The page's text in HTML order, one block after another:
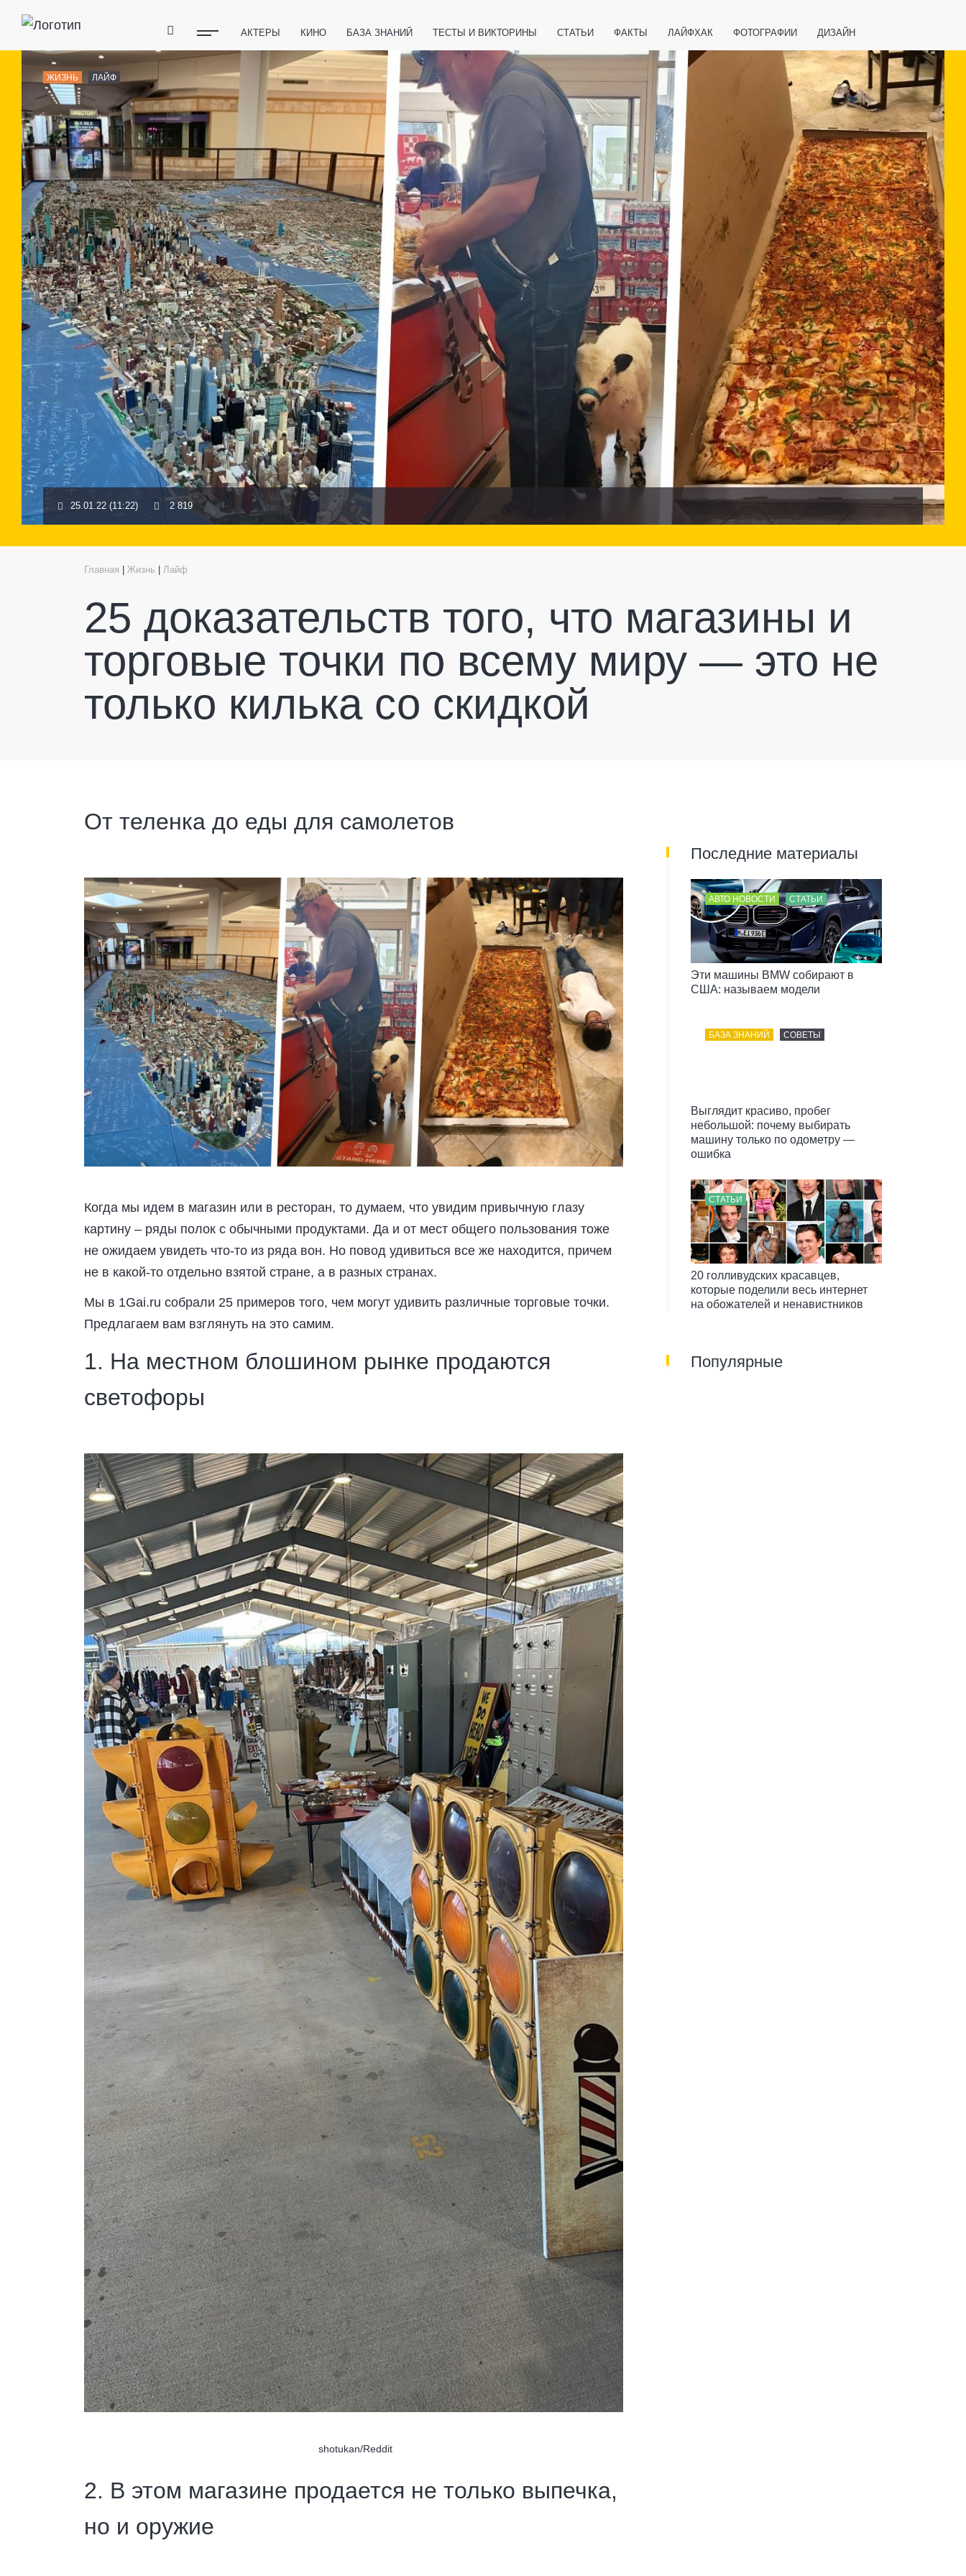
АКТЕРЫ КИНО БАЗА ЗНАНИЙ ТЕСТЫ И ВИКТОРИНЫ СТАТЬИ ФАКТЫ ЛАЙФХАК ФОТОГРАФИИ ДИЗАЙН
ПОЛЕЗНЫЕ СОВЕТЫ ЖИВОТНЫЕ ПОЛЕЗНО ЗНАТЬ ЗАКОНОДАТЕЛЬСТВО ВАЖНО ЗНАТЬ СМАРТФОНЫ ПОЛЕЗНОЕ
ТЕХНОЛОГИИ
ЖИЗНЬ ЛАЙФ
25.01.22 (11:22) 2 819
Главная Жизнь Лайф
25 доказательств того, что магазины и
торговые точки по всему миру — это не
только килька со скидкой
От теленка до еды для самолетов
Когда мы идем в магазин или в ресторан, то думаем, что увидим привычную глазу
картину – ряды полок с обычными продуктами. Да и от мест общего пользования тоже
не ожидаем увидеть что-то из ряда вон. Но повод удивиться все же находится, причем
не в какой-то отдельно взятой стране, а в разных странах.
Мы в 1Gai.ru собрали 25 примеров того, чем могут удивить различные торговые точки.
Предлагаем вам взглянуть на это самим.
1. На местном блошином рынке продаются
светофоры
shotukan/Reddit
2. В этом магазине продается не только выпечка,
но и оружие
Последние материалы
АВТО НОВОСТИ СТАТЬИ
Эти машины BMW собирают в
США: называем модели
БАЗА ЗНАНИЙ СОВЕТЫ
Выглядит красиво, пробег
небольшой: почему выбирать
машину только по одометру —
ошибка
СТАТЬИ
20 голливудских красавцев,
которые поделили весь интернет
на обожателей и ненавистников
Популярные